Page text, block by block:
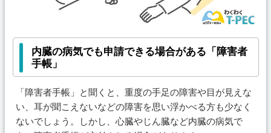
内臓の病気でも申請できる場合がある「障害者
手帳」
「障害者手帳」と聞くと、重度の手足の障害や目が見えな
い、耳が聞こえないなどの障害を思い浮かべる方も少なく
ないでしょう。
しかし、心臓やじん臓など内臓の病気で